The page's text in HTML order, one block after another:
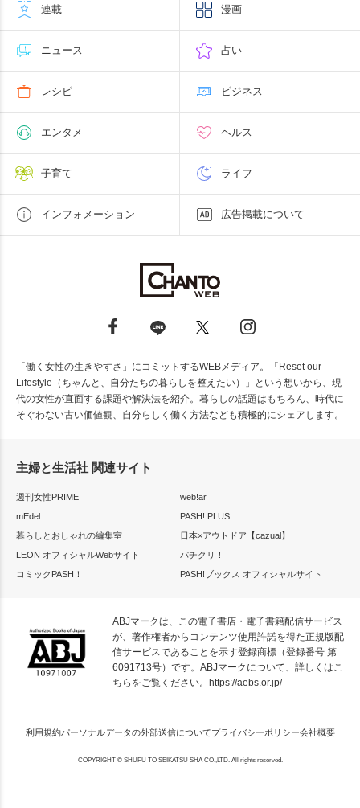
連載 漫画
ニュース 占い
レシピ ビジネス
エンタメ ヘルス
子育て ライフ
インフォメーション 広告掲載について
「働く女性の生きやすさ」にコミットするWEBメディア。「Reset our
Lifestyle（ちゃんと、自分たちの暮らしを整えたい）」という想いから、現
代の女性が直面する課題や解決法を紹介。暮らしの話題はもちろん、時代に
そぐわない古い価値観、自分らしく働く方法なども積極的にシェアします。
主婦と生活社 関連サイト
週刊女性PRIME
web!ar
mEdel
PASH! PLUS
暮らしとおしゃれの編集室
日本×アウトドア【cazual】
LEON オフィシャルWebサイト
パチクリ！
コミックPASH！
PASH!ブックス オフィシャルサイト
ABJマークは、この電子書店・電子書籍配信サービス
が、著作権者からコンテンツ使用許諾を得た正規版配
信サービスであることを示す登録商標（登録番号 第
6091713号）です。ABJマークについて、詳しくはこ
ちらをご覧ください。
https://aebs.or.jp/
利用規約パーソナルデータの外部送信についてプライバシーポリシー会社概要
COPYRIGHT © SHUFU TO SEIKATSU SHA CO.,LTD. All rights reserved.